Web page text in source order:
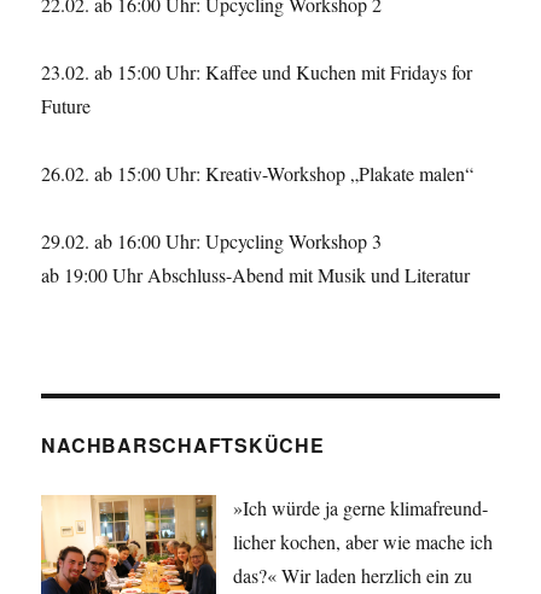
23.02. ab 15:00 Uhr: Kaffee und Kuchen mit Fridays for
Future
26.02. ab 15:00 Uhr: Kreativ-Workshop „Plakate malen“
29.02. ab 16:00 Uhr: Upcycling Workshop 3
ab 19:00 Uhr Abschluss-Abend mit Musik und Literatur
NACHBARSCHAFTSKÜCHE
»Ich würde ja gerne klima­freund­
licher kochen, aber wie mache ich
das?« Wir laden herzlich ein zu